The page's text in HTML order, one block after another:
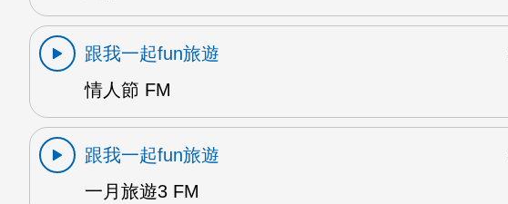
跟我一起fun旅遊
情人節 FM
跟我一起fun旅遊
一月旅遊3 FM